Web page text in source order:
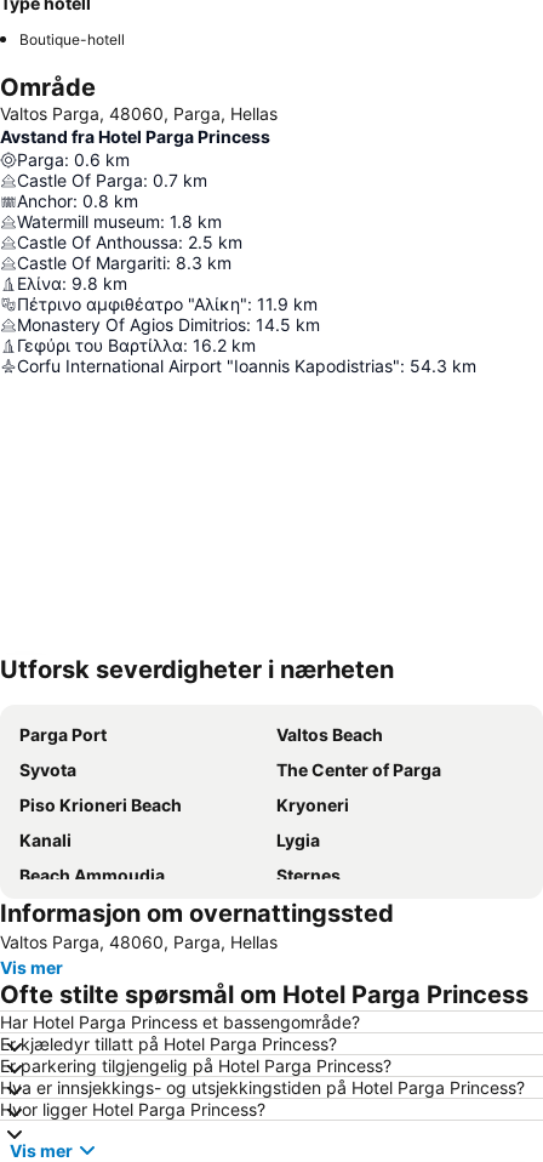
Boutique-hotell
Område
Valtos Parga, 48060, Parga, Hellas
Avstand fra Hotel Parga Princess
Parga: 0.6 km
Castle Of Parga: 0.7 km
Anchor: 0.8 km
Watermill museum: 1.8 km
Castle Of Anthoussa: 2.5 km
Castle Of Margariti: 8.3 km
Ελίνα: 9.8 km
Πέτρινο αμφιθέατρο "Αλίκη": 11.9 km
Monastery Of Agios Dimitrios: 14.5 km
Γεφύρι του Βαρτίλλα: 16.2 km
Corfu International Airport "Ioannis Kapodistrias": 54.3 km
Utforsk severdigheter i nærheten
Parga Port
Valtos Beach
Syvota
The Center of Parga
Piso Krioneri Beach
Kryoneri
Kanali
Lygia
Beach Ammoudia
Sternes
Igoumenitsa
Benitses
Loutsa
Paxi
Kavos Beach
Island of Virgin Mary
Mega Ammos
Port of Gaios
Kiani Akti
Informasjon om overnattingssted
Valtos Parga, 48060, Parga, Hellas
Vis mer
Ofte stilte spørsmål om Hotel Parga Princess
Har Hotel Parga Princess et bassengområde?
Er kjæledyr tillatt på Hotel Parga Princess?
Er parkering tilgjengelig på Hotel Parga Princess?
Hva er innsjekkings- og utsjekkingstiden på Hotel Parga Princess?
Hvor ligger Hotel Parga Princess?
Vis mer